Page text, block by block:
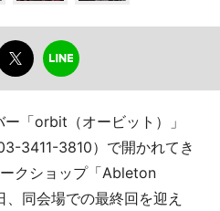
「orbit（オービット）」
3411-3810）で開かれてき
クショップ「Ableton
同会場での最終回を迎え